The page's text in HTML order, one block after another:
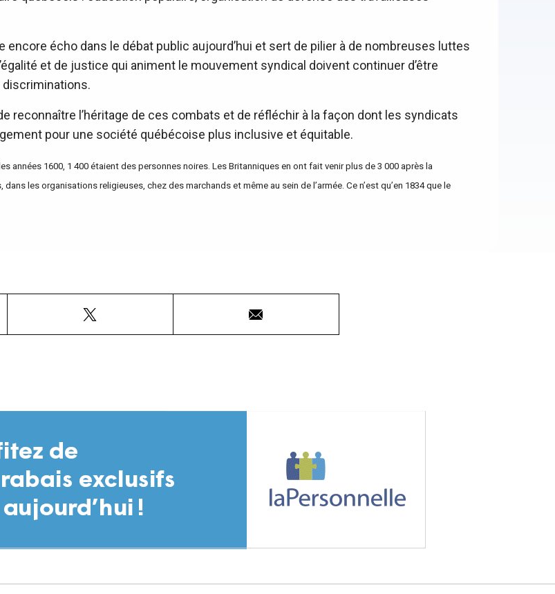
écho dans le débat public aujourd’hui et sert de pilier à de nombreuses luttes
et de justice qui animent le mouvement syndical doivent continuer d’être
discriminations.
reconnaître l’héritage de ces combats et de réfléchir à la façon dont les syndicats
pour une société québécoise plus inclusive et équitable.
années 1600, 1 400 étaient des personnes noires. Les Britanniques en ont fait venir plus de 3 000 après la
les organisations religieuses, chez des marchands et même au sein de l’armée. Ce n’est qu’en 1834 que le